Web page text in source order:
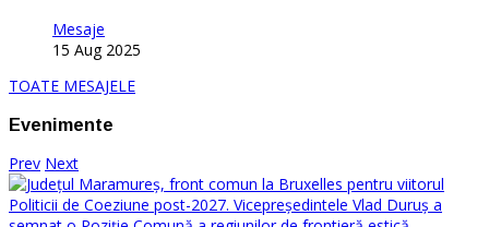
Mesaje
15 Aug 2025
TOATE MESAJELE
Evenimente
Prev Next